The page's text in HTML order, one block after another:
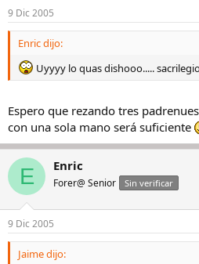
9 Dic 2005
Enric dijo:
Uyyyy lo quas dishooo.....
Espero que rezando tres
con una sola mano será suficiente
E Enric
Forer@ Senior Sin verificar
9 Dic 2005
Jaime dijo: